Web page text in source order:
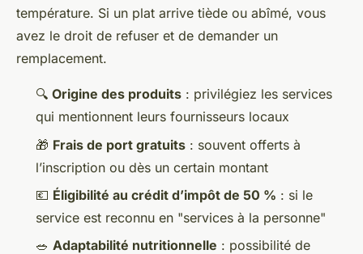
température. Si un plat arrive tiède ou abîmé, vous
avez le droit de refuser et de demander un
remplacement.
🔍 Origine des produits : privilégiez les services
qui mentionnent leurs fournisseurs locaux
🎁 Frais de port gratuits : souvent offerts à
l’inscription ou dès un certain montant
💶 Éligibilité au crédit d’impôt de 50 % : si le
service est reconnu en "services à la personne"
🥗 Adaptabilité nutritionnelle : possibilité de